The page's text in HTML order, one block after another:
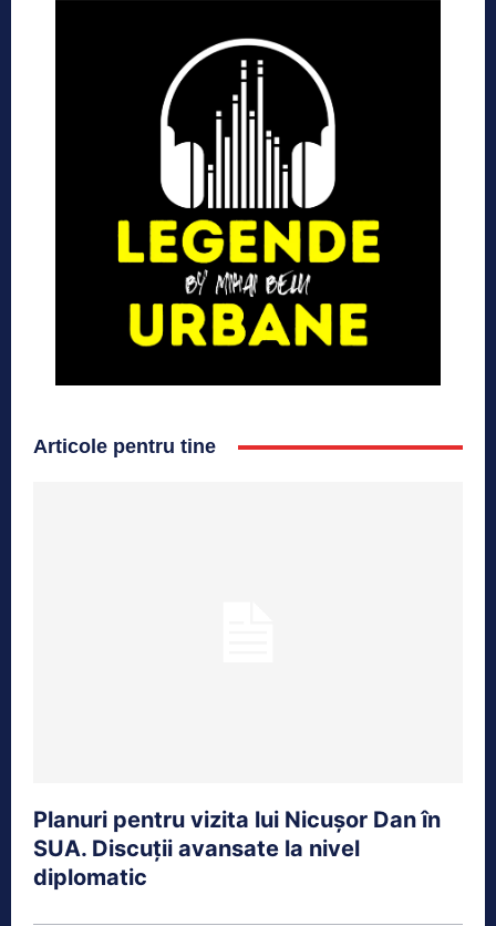
Articole pentru tine
Planuri pentru vizita lui Nicușor Dan în
SUA. Discuții avansate la nivel
diplomatic